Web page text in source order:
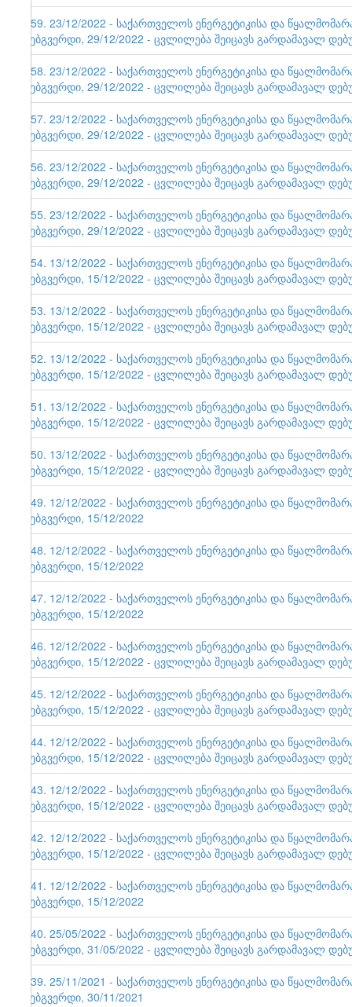
159. 23/12/2022 - საქართველოს ენერგეტიკისა და
ვებგვერდი, 29/12/2022 - ცვლილება შეიცავს გარდამავალ
158. 23/12/2022 - საქართველოს ენერგეტიკისა და
ვებგვერდი, 29/12/2022 - ცვლილება შეიცავს გარდამავალ
157. 23/12/2022 - საქართველოს ენერგეტიკისა და
ვებგვერდი, 29/12/2022 - ცვლილება შეიცავს გარდამავალ
156. 23/12/2022 - საქართველოს ენერგეტიკისა და
ვებგვერდი, 29/12/2022 - ცვლილება შეიცავს გარდამავალ
155. 23/12/2022 - საქართველოს ენერგეტიკისა და
ვებგვერდი, 29/12/2022 - ცვლილება შეიცავს გარდამავალ
154. 13/12/2022 - საქართველოს ენერგეტიკისა და
ვებგვერდი, 15/12/2022 - ცვლილება შეიცავს გარდამავალ
153. 13/12/2022 - საქართველოს ენერგეტიკისა და
ვებგვერდი, 15/12/2022 - ცვლილება შეიცავს გარდამავალ
152. 13/12/2022 - საქართველოს ენერგეტიკისა და
ვებგვერდი, 15/12/2022 - ცვლილება შეიცავს გარდამავალ
151. 13/12/2022 - საქართველოს ენერგეტიკისა და
ვებგვერდი, 15/12/2022 - ცვლილება შეიცავს გარდამავალ
150. 13/12/2022 - საქართველოს ენერგეტიკისა და
ვებგვერდი, 15/12/2022 - ცვლილება შეიცავს გარდამავალ
149. 12/12/2022 - საქართველოს ენერგეტიკისა და
ვებგვერდი, 15/12/2022
148. 12/12/2022 - საქართველოს ენერგეტიკისა და
ვებგვერდი, 15/12/2022
147. 12/12/2022 - საქართველოს ენერგეტიკისა და
ვებგვერდი, 15/12/2022
146. 12/12/2022 - საქართველოს ენერგეტიკისა და
ვებგვერდი, 15/12/2022 - ცვლილება შეიცავს გარდამავალ
145. 12/12/2022 - საქართველოს ენერგეტიკისა და
ვებგვერდი, 15/12/2022 - ცვლილება შეიცავს გარდამავალ
144. 12/12/2022 - საქართველოს ენერგეტიკისა და
ვებგვერდი, 15/12/2022 - ცვლილება შეიცავს გარდამავალ
143. 12/12/2022 - საქართველოს ენერგეტიკისა და
ვებგვერდი, 15/12/2022 - ცვლილება შეიცავს გარდამავალ
142. 12/12/2022 - საქართველოს ენერგეტიკისა და
ვებგვერდი, 15/12/2022 - ცვლილება შეიცავს გარდამავალ
141. 12/12/2022 - საქართველოს ენერგეტიკისა და
ვებგვერდი, 15/12/2022
140. 25/05/2022 - საქართველოს ენერგეტიკისა და
ვებგვერდი, 31/05/2022 - ცვლილება შეიცავს გარდამავალ
139. 25/11/2021 - საქართველოს ენერგეტიკისა და
ვებგვერდი, 30/11/2021